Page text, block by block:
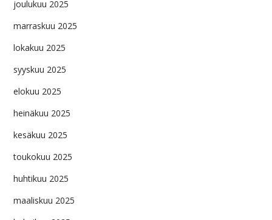
joulukuu 2025
marraskuu 2025
lokakuu 2025
syyskuu 2025
elokuu 2025
heinäkuu 2025
kesäkuu 2025
toukokuu 2025
huhtikuu 2025
maaliskuu 2025